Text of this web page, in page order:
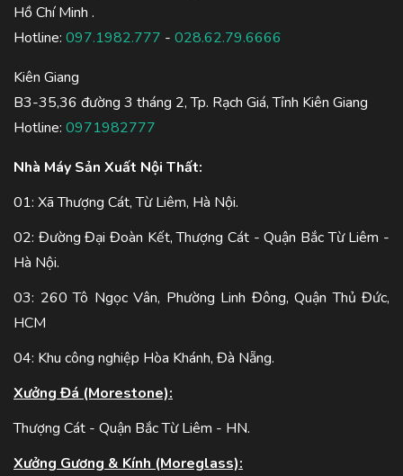
Hồ Chí Minh .
Hotline: 097.1982.777 - 028.62.79.6666
Kiên Giang
B3-35,36 đường 3 tháng 2, Tp. Rạch Giá, Tỉnh Kiên Giang
Hotline: 0971982777
Nhà Máy Sản Xuất Nội Thất:
01: Xã Thượng Cát, Từ Liêm, Hà Nội.
02: Đường Đại Đoàn Kết, Thượng Cát - Quận Bắc Từ Liêm -
Hà Nội.
03: 260 Tô Ngọc Vân, Phường Linh Đông, Quận Thủ Đức,
HCM
04: Khu công nghiệp Hòa Khánh, Đà Nẵng.
Xưởng Đá (Morestone):
Thượng Cát - Quận Bắc Từ Liêm - HN.
Xưởng Gương & Kính (Moreglass):